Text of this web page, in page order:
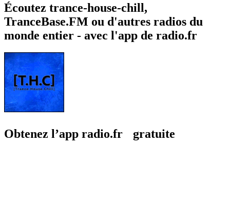
Écoutez trance-house-chill,
TranceBase.FM ou d'autres radios du
monde entier - avec l'app de radio.fr
Obtenez l’app radio.fr gratuite